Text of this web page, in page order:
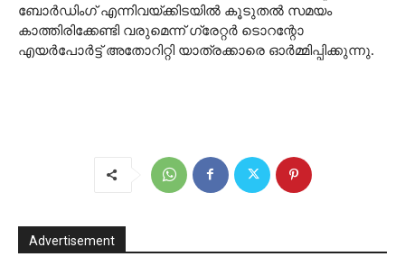
ബോർഡിംഗ് എന്നിവയ്ക്കിടയിൽ കൂടുതൽ സമയം
കാത്തിരിക്കേണ്ടി വരുമെന്ന് ഗ്രേറ്റർ ടൊറന്റോ
എയർപോർട്ട് അതോറിറ്റി യാത്രക്കാരെ ഓർമ്മിപ്പിക്കുന്നു.
Advertisement